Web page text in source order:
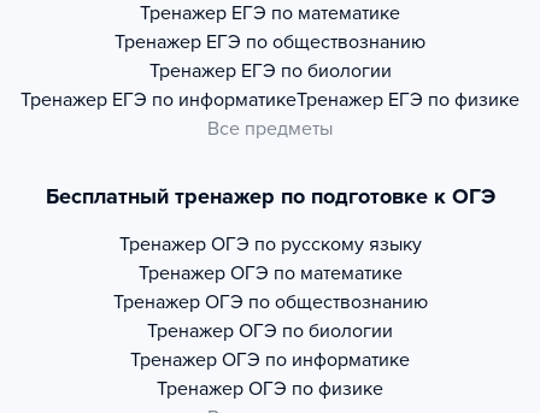
Тренажер ЕГЭ по математике
Тренажер ЕГЭ по обществознанию
Тренажер ЕГЭ по биологии
Тренажер ЕГЭ по информатикеТренажер ЕГЭ по физике
Все предметы
Бесплатный тренажер по подготовке к ОГЭ
Тренажер ОГЭ по русскому языку
Тренажер ОГЭ по математике
Тренажер ОГЭ по обществознанию
Тренажер ОГЭ по биологии
Тренажер ОГЭ по информатике
Тренажер ОГЭ по физике